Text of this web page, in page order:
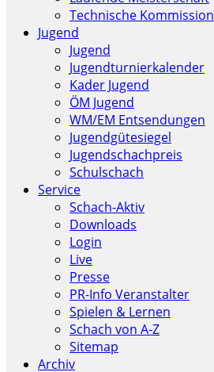
Technische Kommission
Jugend
Jugend
Jugendturnierkalender
Kader Jugend
ÖM Jugend
WM/EM Entsendungen
Jugendgütesiegel
Jugendschachpreis
Schulschach
Service
Schach-Aktiv
Downloads
Login
Live
Presse
PR-Info Veranstalter
Spielen & Lernen
Schach von A-Z
Sitemap
Archiv